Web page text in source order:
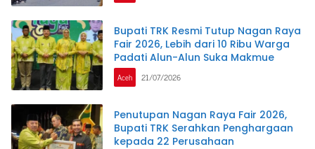
Bupati TRK Resmi Tutup Nagan Raya
Fair 2026, Lebih dari 10 Ribu Warga
Padati Alun-Alun Suka Makmue
Aceh 21/07/2026
Penutupan Nagan Raya Fair 2026,
Bupati TRK Serahkan Penghargaan
kepada 22 Perusahaan